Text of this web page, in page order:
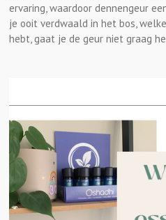
ervaring, waardoor dennengeur
je ooit verdwaald in het bos,
hebt, gaat je de geur niet graag